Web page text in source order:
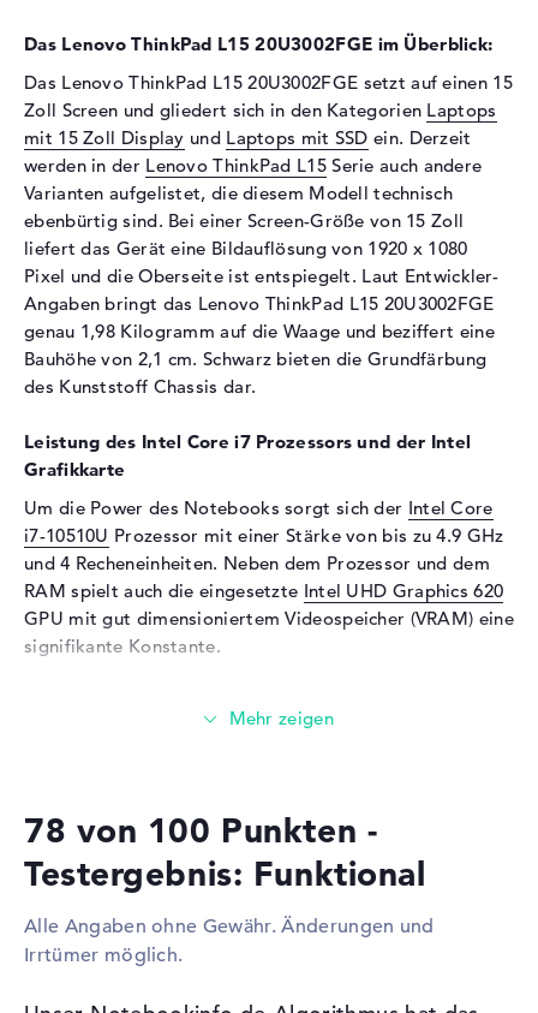
Laufwerks-Typ
ohne Laufwerk
Display-Typ
15,6" TFT
Max. Auflösung
1920 x 1080
Auflösungstyp
Full-HD
Besonderheiten
Display, entspiegelt, LED-
Hintergrundbeleuchtung, IPS
Panel
Kartenleser
Unterstützte Flash-
Audio
Soundkarte
Mikrofon
vorhanden
Webcam
Sensorauflösung
0,9 MP
Eingabegeräte
(hintergrund)), Touchpad
(Multi-Touch-Trackpad),
Modem (Mobilfunk)
LTE
Netzwerk
Netzwerkkarte
Gigabit Ethernet
802.11n, 802.11ac, 802.11ax
Das Lenovo ThinkPad L15 20U3002FGE im Überblick:
Das Lenovo ThinkPad L15 20U3002FGE setzt auf einen 15
Zoll Screen und gliedert sich in den Kategorien Laptops
mit 15 Zoll Display und Laptops mit SSD ein. Derzeit
werden in der Lenovo ThinkPad L15Serie auch andere
Varianten aufgelistet, die diesem Modell technisch
ebenbürtig sind. Bei einer Screen-Größe von 15 Zoll
liefert das Gerät eine Bildauflösung von 1920 x 1080
Pixel und die Oberseite ist entspiegelt. Laut Entwickler-
Angaben bringt das Lenovo ThinkPad L15 20U3002FGE
genau 1,98 Kilogramm auf die Waage und beziffert eine
Bauhöhe von 2,1 cm. Schwarz bieten die Grundfärbung
des Kunststoff Chassis dar.
Leistung des Intel Core i7 Prozessors und der Intel
Grafikkarte
Um die Power des Notebooks sorgt sich der Intel Core
i7-10510U Prozessor mit einer Stärke von bis zu 4.9 GHz
und 4 Recheneinheiten. Neben dem Prozessor und dem
RAM spielt auch die eingesetzte Intel UHD Graphics 620
GPU mit gut dimensioniertem Videospeicher (VRAM) eine
signifikante Konstante.
Technologie. Eine Arbeitsspeicher-Erweiterung auf
Betriebssystem und umfassende Daten liegen auf einer
Diese Schnittstellen und Funkverbindungen sind an
78 von 100 Punkten -
Testergebnis: Funktional
Alle Angaben ohne Gewähr. Änderungen und
Irrtümer möglich.